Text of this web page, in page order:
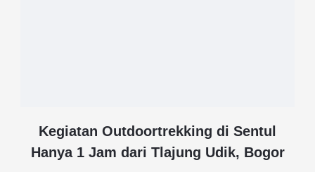
Kegiatan Outdoortrekking di Sentul
Hanya 1 Jam dari Tlajung Udik, Bogor